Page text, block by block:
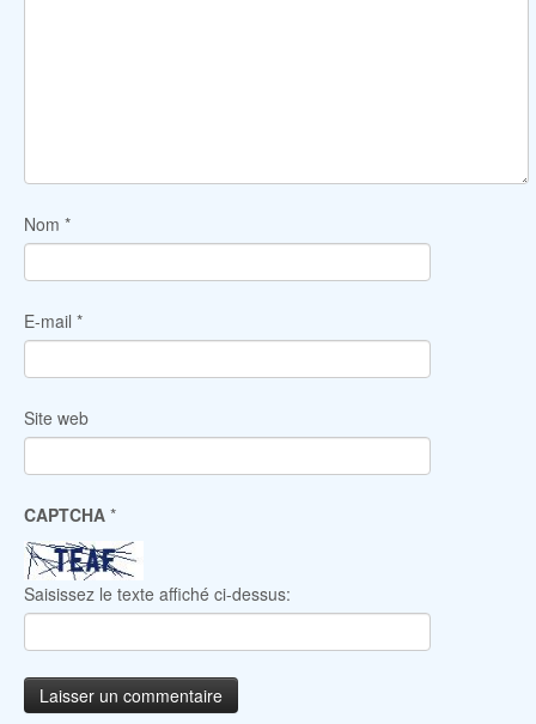
Nom *
E-mail *
Site web
CAPTCHA *
Saisissez le texte affiché ci-dessus: